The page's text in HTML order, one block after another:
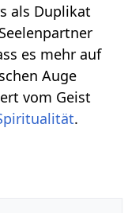
als Duplikat
es mehr auf
Auge
vom Geist
.